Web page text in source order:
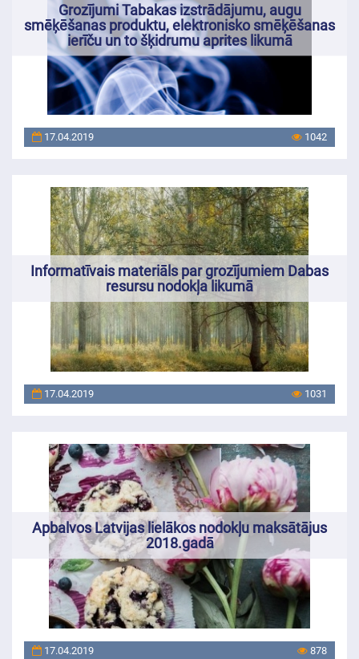
Grozījumi Tabakas izstrādājumu, augu
smēķēšanas produktu, elektronisko smēķēšanas
ierīču un to šķidrumu aprites likumā
17.04.2019 1042
Informatīvais materiāls par grozījumiem Dabas
resursu nodokļa likumā
17.04.2019 1031
Apbalvos Latvijas lielākos nodokļu maksātājus
2018.gadā
17.04.2019 878